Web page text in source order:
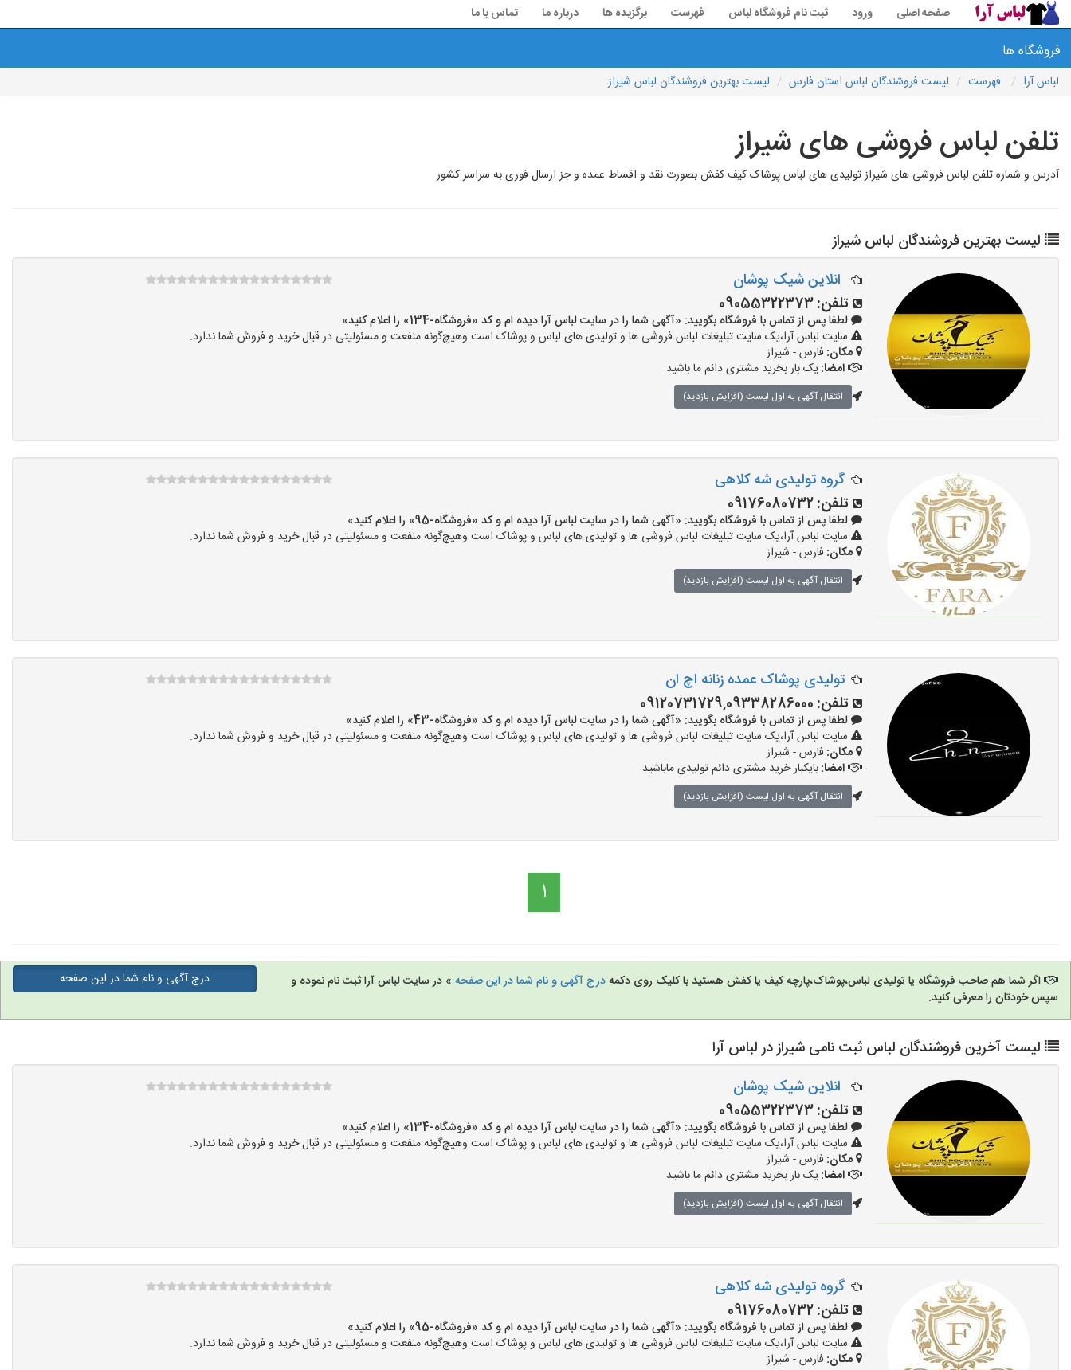
صفحه اصلی ورود ثبت نام فروشگاه لباس فهرست برگزیده ها درباره ما تماس با ما
فروشگاه ها
لباس آرا فهرست لیست فروشندگان لباس استان فارس لیست بهترین فروشندگان لباس شیراز
تلفن لباس فروشی های شیراز
آدرس و شماره تلفن لباس فروشی های شیراز تولیدی های لباس پوشاک کیف کفش بصورت نقد و اقساط عمده و جز ارسال فوری به سراسر کشور
لیست بهترین فروشندگان لباس شیراز
انلاین شیک پوشان
تلفن:09055322373
لطفا پس از تماس با فروشگاه بگویید: «آگهی شما را در سایت لباس آرا دیده ام و کد «فروشگاه-134» را اعلام کنید»
سایت لباس آرا،یک سایت تبلیغات لباس فروشی ها و تولیدی های لباس و پوشاک است وهیچ‌گونه منفعت و مسئولیتی در قبال خرید و فروش شما ندارد.
مکان: فارس - شیراز
امضا:یک بار بخرید مشتری دائم ما باشید
انتقال آگهی به اول لیست (افزایش بازدید)
گروه تولیدی شه کلاهی
تلفن:09176080732
لطفا پس از تماس با فروشگاه بگویید: «آگهی شما را در سایت لباس آرا دیده ام و کد «فروشگاه-95» را اعلام کنید»
سایت لباس آرا،یک سایت تبلیغات لباس فروشی ها و تولیدی های لباس و پوشاک است وهیچ‌گونه منفعت و مسئولیتی در قبال خرید و فروش شما ندارد.
مکان: فارس - شیراز
انتقال آگهی به اول لیست (افزایش بازدید)
تولیدی پوشاک عمده زنانه اچ ان
تلفن: 09120731729,09338286000
لطفا پس از تماس با فروشگاه بگویید: «آگهی شما را در سایت لباس آرا دیده ام و کد «فروشگاه-43» را اعلام کنید»
سایت لباس آرا،یک سایت تبلیغات لباس فروشی ها و تولیدی های لباس و پوشاک است وهیچ‌گونه منفعت و مسئولیتی در قبال خرید و فروش شما ندارد.
مکان: فارس - شیراز
امضا:بایکبار خرید مشتری دائم تولیدی ماباشید
انتقال آگهی به اول لیست (افزایش بازدید)
1
اگر شما هم صاحب فروشگاه یا تولیدی لباس،پوشاک،پارچه کیف یا کفش هستید با کلیک روی دکمهدرج آگهی و نام شما در این صفحه » در سایت لباس آرا ثبت نام نموده و
سپس خودتان را معرفی کنید.
درج آگهی و نام شما در این صفحه
لیست آخرین فروشندگان لباس ثبت نامی شیراز در لباس آرا
انلاین شیک پوشان
تلفن:09055322373
لطفا پس از تماس با فروشگاه بگویید: «آگهی شما را در سایت لباس آرا دیده ام و کد «فروشگاه-134» را اعلام کنید»
سایت لباس آرا،یک سایت تبلیغات لباس فروشی ها و تولیدی های لباس و پوشاک است وهیچ‌گونه منفعت و مسئولیتی در قبال خرید و فروش شما ندارد.
مکان: فارس - شیراز
امضا:یک بار بخرید مشتری دائم ما باشید
انتقال آگهی به اول لیست (افزایش بازدید)
گروه تولیدی شه کلاهی
تلفن:09176080732
لطفا پس از تماس با فروشگاه بگویید: «آگهی شما را در سایت لباس آرا دیده ام و کد «فروشگاه-95» را اعلام کنید»
سایت لباس آرا،یک سایت تبلیغات لباس فروشی ها و تولیدی های لباس و پوشاک است وهیچ‌گونه منفعت و مسئولیتی در قبال خرید و فروش شما ندارد.
مکان: فارس - شیراز